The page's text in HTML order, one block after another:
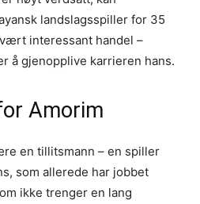
landslagsspiller for 35
interessant handel –
å gjenopplive karrieren hans.
Amorim
en tillitsmann – en spiller
som allerede har jobbet
ikke trenger en lang